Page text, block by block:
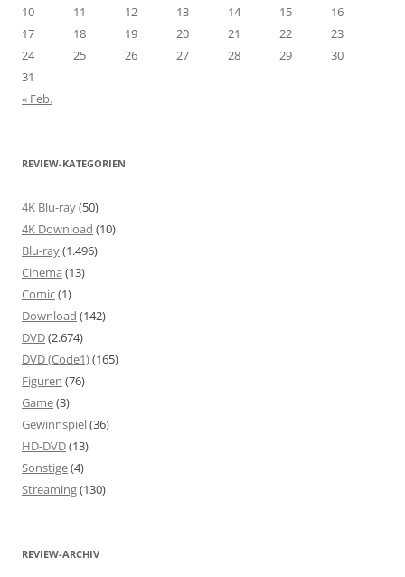
10
11 12 13 14 15
16
17
18 19 20 21 22
23
24
25 26 27 28 29
30
31
« Feb.
REVIEW-KATEGORIEN
4K Blu-ray(50)
4K Download (10)
Blu-ray(1.496)
Cinema (13)
Comic(1)
Download (142)
DVD(2.674)
DVD (Code1)(165)
Figuren (76)
Game(3)
Gewinnspiel(36)
HD-DVD(13)
Sonstige(4)
Streaming(130)
REVIEW-ARCHIV